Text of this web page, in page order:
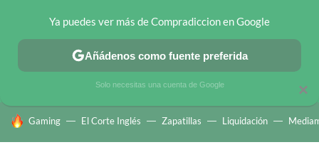
CHOLLOS TELEGRAM OFERTAS EN MÓVILES OFERTAS EN
HOY SE HABLA DE
Gaming El Corte Inglés Zapatillas Liquidación
×
Ya puedes ver más de Compradiccion en Google
Añádenos como fuente preferida
Solo necesitas una cuenta de Google